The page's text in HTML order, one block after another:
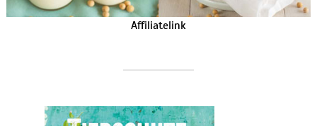
Affiliatelink